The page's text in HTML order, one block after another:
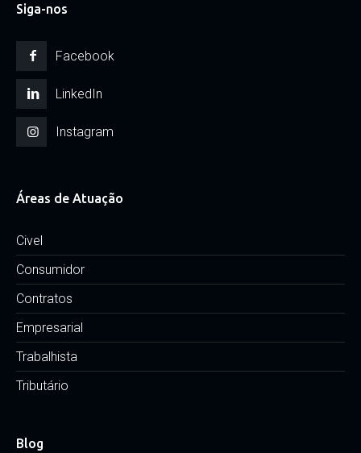
Siga-nos
Facebook
LinkedIn
Instagram
Áreas de Atuação
Civel
Consumidor
Contratos
Empresarial
Trabalhista
Tributário
Blog